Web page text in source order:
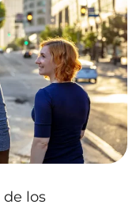
los